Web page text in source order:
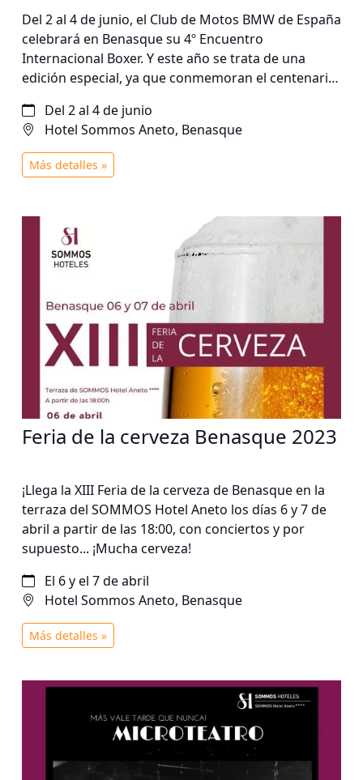
Del 2 al 4 de junio, el Club de Motos BMW de España
celebrará en Benasque su 4º Encuentro
Internacional Boxer. Y este año se trata de una
edición especial, ya que conmemoran el centenario
otra por la provincia de Huesca para visitar las
bodegas SOMMOS, han programado diversas
actividades durante todo el fin de semana, como
mesas redondas y las charlas de Santiago García,
Cuervo, motociclista profesional y autor de varios
libros de viajes, sobre los 100 años de BMW
Motorrad. Por supuesto, también se degustará la
gastronomía local y aprovecharán el encuentro
para entregar premios y reconocimientos
especiales a algunos de los participantes.
Igualmente, el evento tendrá su lado solidario ya
que quieren apoyar el trabajo de KM Solidarity,
destinando un porcentaje de la inscripción a esta
ONG y recogiendo alimentos no perecederos para
ayudar en su labor.
Del 2 al 4 de junio
Hotel Sommos Aneto, Benasque
Más detalles »
Feria de la cerveza Benasque 2023
¡Llega la XIII Feria de la cerveza de Benasque en la
terraza del SOMMOS Hotel Aneto los días 6 y 7 de
abril a partir de las 18:00, con conciertos y por
supuesto... ¡Mucha cerveza!
El 6 y el 7 de abril
Hotel Sommos Aneto, Benasque
Más detalles »